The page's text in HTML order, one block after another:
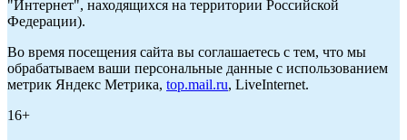
"Интернет", находящихся на территории Российской
Федерации).
Во время посещения сайта вы соглашаетесь с тем, что мы
обрабатываем ваши персональные данные с использованием
метрик Яндекс Метрика, top.mail.ru, LiveInternet.
16+